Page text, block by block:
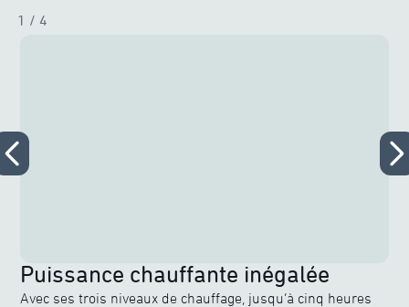
1 / 4
Puissance chauffante inégalée
Avec ses trois niveaux de chauffage, jusqu’à cinq heures